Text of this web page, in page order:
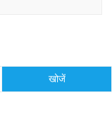
खोजें